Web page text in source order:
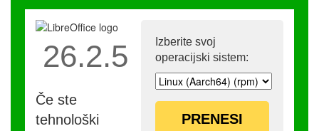
Izberite svoj
operacijski sistem:
PRENESI
26.2.5
Če ste
tehnološki